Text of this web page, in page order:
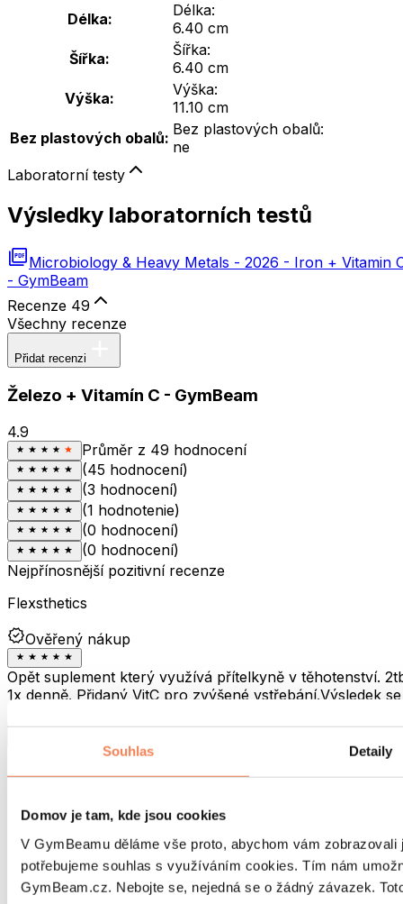
Souhlas Detaily
Domov je tam, kde jsou cookies
V GymBeamu děláme vše proto, abychom vám
potřebujeme souhlas s využíváním cookies. Tím nám
GymBeam.cz. Nebojte se, nejedná se o žádný závazek.
Délka:
Délka:
6.40 cm
Šířka:
Šířka:
6.40 cm
Výška:
Výška:
11.10 cm
Bez plastových obalů: Bez plastových obalů:
ne
Laboratorní testy
Výsledky laboratorních testů
Microbiology & Heavy Metals - 2026 - Iron + Vitamin
- GymBeam
Recenze 49
Všechny recenze
Přidat recenzi
Železo + Vitamín C - GymBeam
4.9
Průměr z 49 hodnocení
(45 hodnocení)
(3 hodnocení)
(1 hodnotenie)
(0 hodnocení)
(0 hodnocení)
Nejpřínosnější pozitivní recenze
Flexsthetics
Ověřený nákup
Opět suplement který využívá přítelkyně v těhotenství.
1x denně. Přidaný VitC pro zvýšené vstřebání.Výsledek se
Recenze české (5)
Ověřené nákupy (45)
Negativní (0)
Recenze v ostatních zemích (44)
T. P.
Ověřený nákup